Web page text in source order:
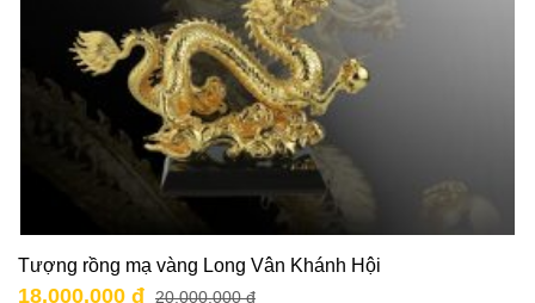
Tượng rồng mạ vàng Long Vân Khánh Hội
18.000.000 đ 20.000.000 đ